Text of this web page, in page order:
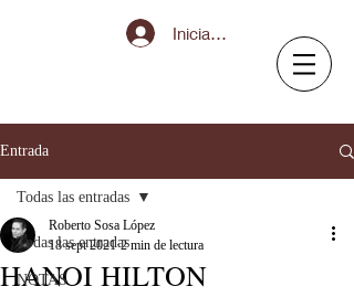
Iniciar sesión
Entrada
Todas las entradas
NOTAS
Todas las entradas
HANOI HILTON
Roberto Sosa López
18 sept 2021 2 min de lectura